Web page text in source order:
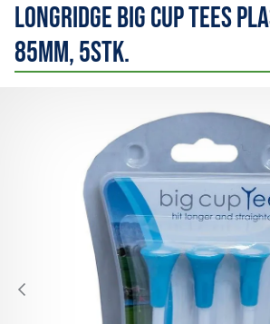
Longridge Big Cup Tees
85mm, 5Stk.